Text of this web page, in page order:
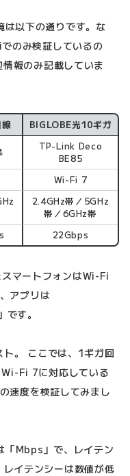
以下の通りです。な
のみ検証しているの
報のみ記載していま
BIGLOBE光10ギガ
TP-Link Deco
BE85
Wi-Fi 7
2.4GHz帯／5GHz
帯／6GHz帯
22Gbps
マートフォンはWi-Fi
アプリは
す。
。 ここでは、1ギガ回
Fi 7に対応している
速度を検証してみまし
「Mbps」で、レイテン
イテンシーは数値が低